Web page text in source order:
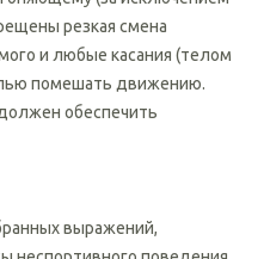
на трассе, лидирующий
(за исключением
резкая смена
и любые касания (телом
помешать движению.
обеспечить